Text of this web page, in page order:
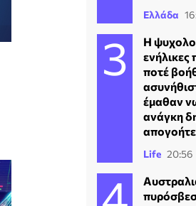
Ελλάδα
Η
ενήλικες
ποτέ
έμαθαν
ανάγκη
Life 20:56